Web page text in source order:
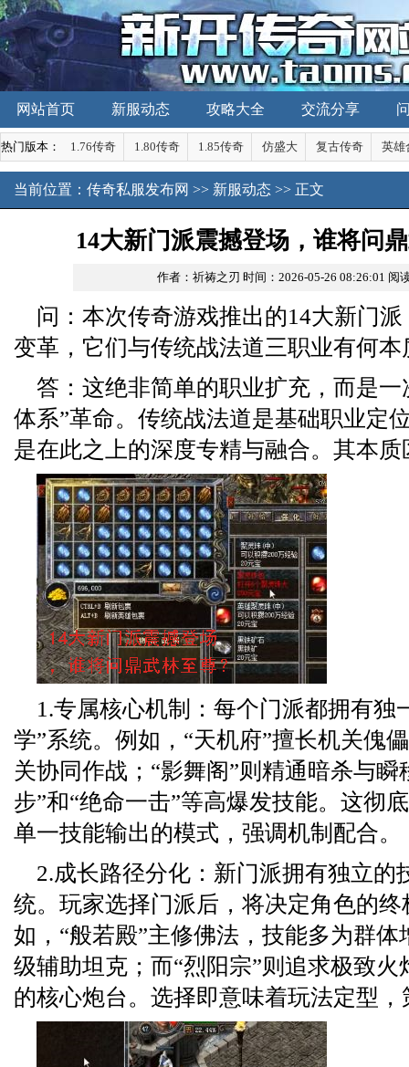
网站首页 新服动态 攻略大全 交流分享
热门版本： 1.76传奇 1.80传奇 1.85传奇 仿盛大 复古传奇 英雄
当前位置： 传奇私服发布网 >> 新服动态 >> 正文
14大新门派震撼登场，谁将问
作者：祈祷之刃 时间：2026-05-26 08:26:01 阅
问：本次传奇游戏推出的14大新门
变革，它们与传统战法道三职业有何本
答：这绝非简单的职业扩充，而是一
体系”革命。传统战法道是基础职业定
是在此之上的深度专精与融合。其本质
1.专属核心机制：每个门派都拥有独
学”系统。例如，“天机府”擅长机关傀
关协同作战；“影舞阁”则精通暗杀与瞬
步”和“绝命一击”等高爆发技能。这彻
单一技能输出的模式，强调机制配合。
2.成长路径分化：新门派拥有独立的
统。玩家选择门派后，将决定角色的
如，“般若殿”主修佛法，技能多为群
级辅助坦克；而“烈阳宗”则追求极致
的核心炮台。选择即意味着玩法定型